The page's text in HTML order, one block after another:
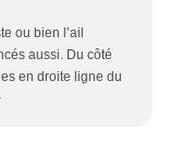
ou bien l’ail
aussi. Du côté
en droite ligne du